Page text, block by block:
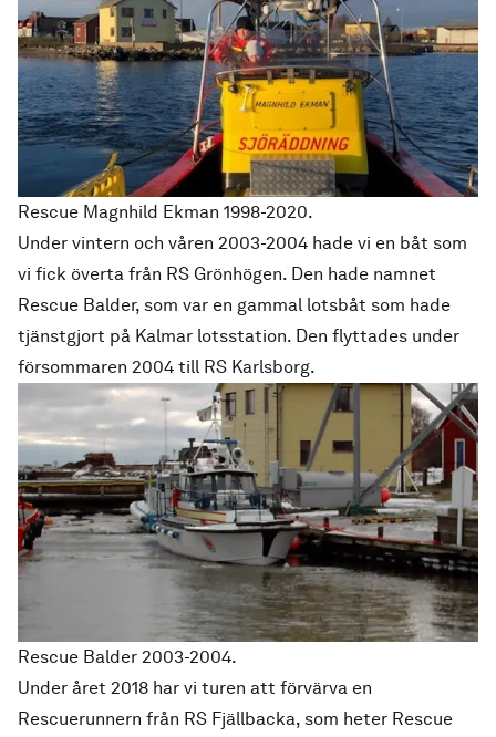
Rescue Magnhild Ekman 1998-2020.
Under vintern och våren 2003-2004 hade vi en båt som
vi fick överta från RS Grönhögen. Den hade namnet
Rescue Balder, som var en gammal lotsbåt som hade
tjänstgjort på Kalmar lotsstation. Den flyttades under
försommaren 2004 till RS Karlsborg.
Rescue Balder 2003-2004.
Under året 2018 har vi turen att förvärva en
Rescuerunnern från RS Fjällbacka, som heter Rescue